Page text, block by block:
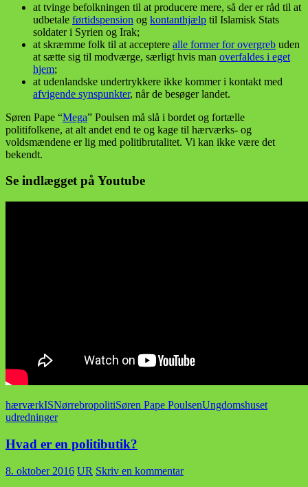
at tvinge befolkningen til at producere mere, så der er råd til at
udbetale førtidspension og kontanthjælp til Islamisk Stats
soldater i Syrien og Irak;
at skræmme folk til at acceptere alle former for overgreb uden
at sætte sig til modværge, særligt hvis man overfaldes i eget
hjem;
at udenlandske undertrykkere ikke kommer i kontakt med
afvigende synspunkter, når de besøger landet.
Søren Pape “Mega” Poulsen må slå i bordet og fortælle
politifolkene, at alt andet end te og kage til hærværks- og
voldsmændene er lig med politibrutalitet. Vi kan ikke være det
bekendt.
Se indlægget på Youtube
hærværkISNørrebropolitiSøren Pape PoulsenUngdomshuset
udredninger
Hvad er en politibutik?
8. oktober 2016 UR Skriv en kommentar